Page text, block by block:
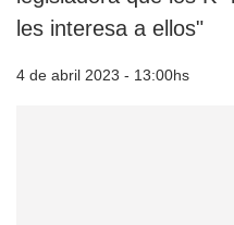
les interesa a ellos"
4 de abril 2023 - 13:00hs